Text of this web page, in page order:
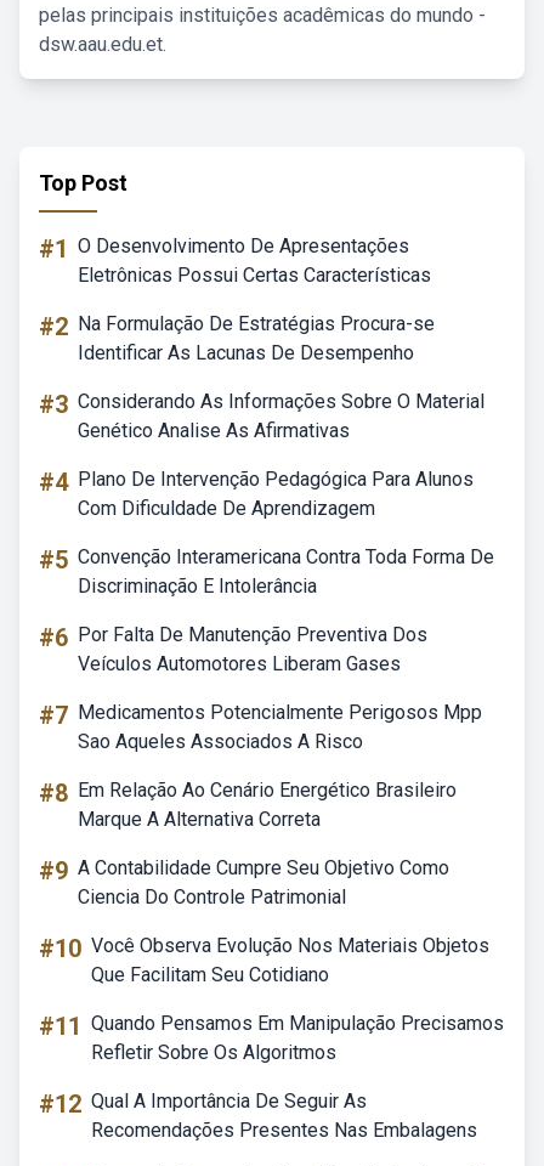
pelas principais instituições acadêmicas do mundo -
dsw.aau.edu.et.
Top Post
#1 O Desenvolvimento De Apresentações
Eletrônicas Possui Certas Características
#2 Na Formulação De Estratégias Procura-se
Identificar As Lacunas De Desempenho
#3 Considerando As Informações Sobre O Material
Genético Analise As Afirmativas
#4 Plano De Intervenção Pedagógica Para Alunos
Com Dificuldade De Aprendizagem
#5 Convenção Interamericana Contra Toda Forma De
Discriminação E Intolerância
#6 Por Falta De Manutenção Preventiva Dos
Veículos Automotores Liberam Gases
#7 Medicamentos Potencialmente Perigosos Mpp
Sao Aqueles Associados A Risco
#8 Em Relação Ao Cenário Energético Brasileiro
Marque A Alternativa Correta
#9 A Contabilidade Cumpre Seu Objetivo Como
Ciencia Do Controle Patrimonial
#10 Você Observa Evolução Nos Materiais Objetos
Que Facilitam Seu Cotidiano
#11 Quando Pensamos Em Manipulação Precisamos
Refletir Sobre Os Algoritmos
#12 Qual A Importância De Seguir As
Recomendações Presentes Nas Embalagens